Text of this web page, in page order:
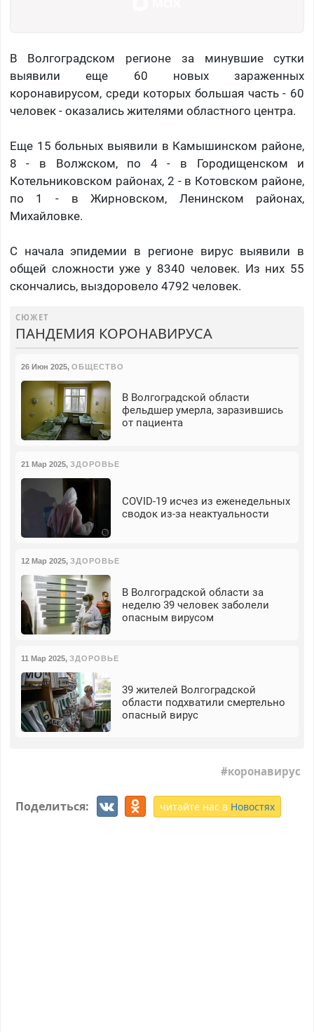
В Волгоградском регионе за минувшие сутки
выявили еще 60 новых зараженных
коронавирусом, среди которых большая часть - 60
человек - оказались жителями областного центра.
Еще 15 больных выявили в Камышинском районе,
8 - в Волжском, по 4 - в Городищенском и
Котельниковском районах, 2 - в Котовском районе,
по 1 - в Жирновском, Ленинском районах,
Михайловке.
С начала эпидемии в регионе вирус выявили в
общей сложности уже у 8340 человек. Из них 55
скончались, выздоровело 4792 человек.
СЮЖЕТ
ПАНДЕМИЯ КОРОНАВИРУСА
26 Июн 2025, ОБЩЕСТВО
В Волгоградской области
фельдшер умерла, заразившись
от пациента
21 Мар 2025, ЗДОРОВЬЕ
COVID-19 исчез из еженедельных
сводок из-за неактуальности
12 Мар 2025, ЗДОРОВЬЕ
В Волгоградской области за
неделю 39 человек заболели
опасным вирусом
11 Мар 2025, ЗДОРОВЬЕ
39 жителей Волгоградской
области подхватили смертельно
опасный вирус
коронавирус
Поделиться: читайте нас в Новостях